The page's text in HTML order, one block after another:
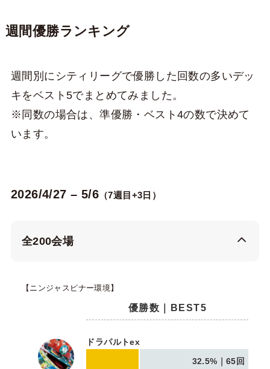
週間優勝ランキング
週間別にシティリーグで優勝した回数の多いデッ
キをベスト5でまとめてみました。
※同数の場合は、準優勝・ベスト4の数で決めて
います。
2026/4/27 – 5/6（7週目+3日）
全200会場
【ニンジャスピナー環境】
優勝数｜BEST5
ドラパルトex
32.5%｜65回